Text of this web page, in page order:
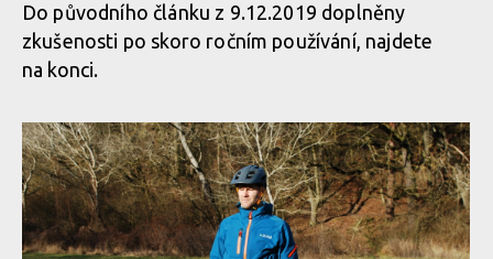
Do původního článku z 9.12.2019 do­plněny
zkušenosti po skoro ročním používání, najdete
na konci.